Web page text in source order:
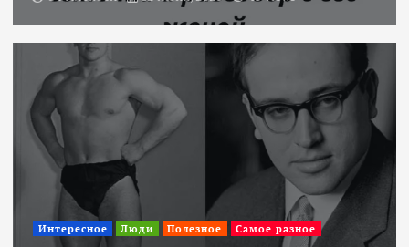
Интересное Люди Полезное Самое разное